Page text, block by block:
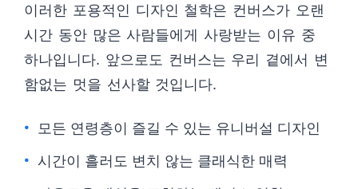
이러한 포용적인 디자인 철학은 컨버스가 오랜
시간 동안 많은 사람들에게 사랑받는 이유 중
하나입니다. 앞으로도 컨버스는 우리 곁에서 변
함없는 멋을 선사할 것입니다.
모든 연령층이 즐길 수 있는 유니버설 디자인
시간이 흘러도 변치 않는 클래식한 매력